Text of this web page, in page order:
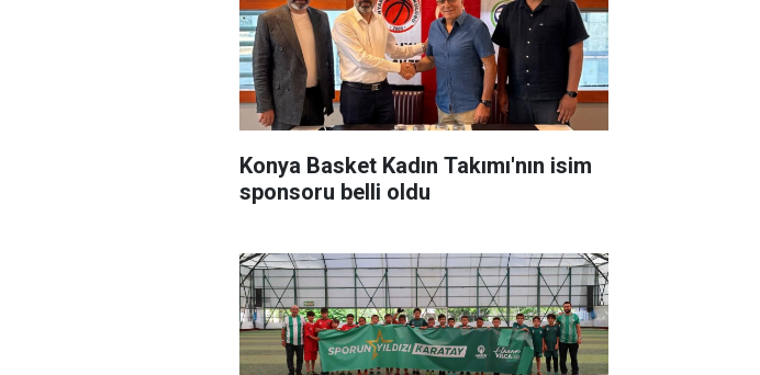
Konya Basket Kadın Takımı'nın isim
sponsoru belli oldu